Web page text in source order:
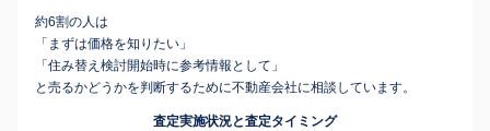
約6割の人は
「まずは価格を知りたい」
「住み替え検討開始時に参考情報として」
と売るかどうかを判断するために不動産会社に相談しています。
査定実施状況と査定タイミング